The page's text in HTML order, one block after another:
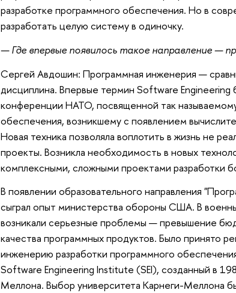
разработке программного обеспечения. Но в
разработать целую систему в одиночку.
— Где впервые появилось такое направление —
Сергей Авдошин: Программная инженерия —
дисциплина. Впервые термин Software Engineering
конференции НАТО, посвященной так
обеспечения, возникшему с появлением
Новая техника позволяла воплотить в жизнь не
проекты. Возникла необходимость в новых
комплексными, сложными проектами разработки
В появлении образовательного направления
сыграл опыт министерства обороны США. В
возникали серьезные проблемы — превышение
качества программных продуктов. Было принято
инженерию разработки программного
Software Engineering Institute (SEI), созданный в
Меллона. Выбор университета Карнеги-Меллона